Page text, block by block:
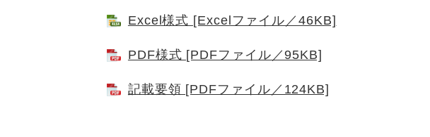
Excel様式 [Excelファイル／46KB]
PDF様式 [PDFファイル／95KB]
記載要領 [PDFファイル／124KB]